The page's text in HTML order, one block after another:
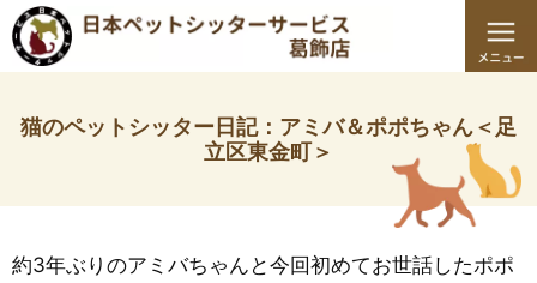
猫のペットシッター日記：アミバ＆ポポちゃん＜足
立区東金町＞
約3年ぶりのアミバちゃんと今回初めてお世話したポポ